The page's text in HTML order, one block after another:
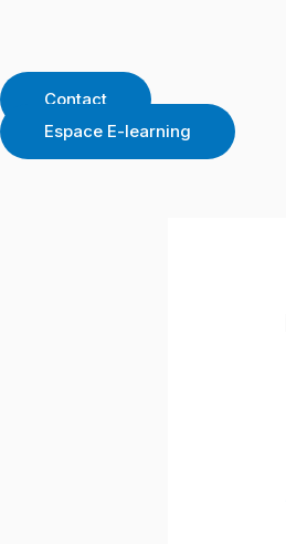
content
Contact
Espace E-learning